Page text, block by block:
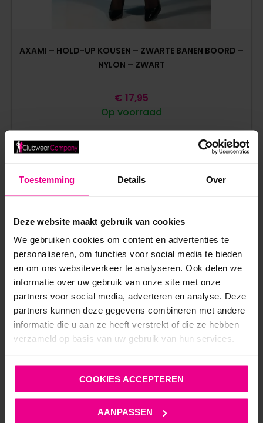
Toestemming Details Over
Deze website maakt gebruik van cookies
We gebruiken cookies om content en advertenties te
personaliseren, om functies voor social media te bieden
en om ons websiteverkeer te analyseren. Ook delen we
informatie over uw gebruik van onze site met onze
partners voor social media, adverteren en analyse. Deze
partners kunnen deze gegevens combineren met andere
informatie die u aan ze heeft verstrekt of die ze hebben
verzameld op basis van uw gebruik van hun services.
COOKIES ACCEPTEREN
AANPASSEN
AXAMI – HOLD-UP KOUSEN – ZWARTE BANEN BOORD –
NYLON – ZWART
Op voorraad
€ 17,95
ANDERE MENSEN BEKEKEN OOK: